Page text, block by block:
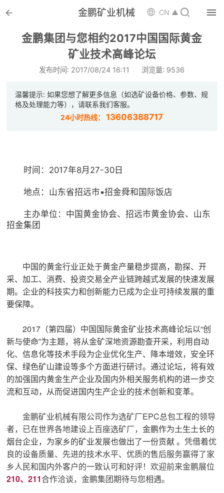
 金鹏矿业机械 CN ▲ 
金鹏集团与您相约2017中国国际黄金
矿业技术高峰论坛
发布时间: 2017/08/24 16:11 浏览量: 9536
温馨提示: 如果您想了解更多信息（如选矿设备价格、参数、规
格及处理能力等），请联系我们客服。
24小时热线：13606388717
时间：2017年8月27-30日
地点：山东省招远市▪招金舜和国际饭店
主办单位：中国黄金协会、招远市黄金协会、山东
招金集团
中国的黄金行业正处于黄金产量稳步提高，勘探、开
采、加工、消费、投资交易全产业链跨越式发展的快速发展
期。企业的科技实力和创新能力已成为企业可持续发展的重
要保障。
2017（第四届）中国国际黄金矿业技术高峰论坛以“创
新与使命”为主题，将从金矿深地资源勘查开采，利用自动
化、信息化等技术手段为企业优化生产、降本增效，安全环
保、绿色矿山建设等多个方面进行研讨。通过论坛，将有效
的加强国内黄金生产企业及国内外相关服务机构的进一步交
流和互动，从而促进国内生产企业的技术创新和变革。
金鹏矿业机械有限公司作为选矿厂EPC总包工程的领导
者，已在世界各地建设上百座选矿厂，金鹏作为土生土长的
烟台企业，为家乡的矿业发展也做出了一份贡献 。凭借着优
良的设备质量、先进的技术水平、优质的售后服务赢得了家
乡人民和国内外客户的一致认可和好评！欢迎前来金鹏展位
210、211合作洽谈，金鹏集团期待与您相遇。
 首页


 解决方案
 新闻中心
 关于金鹏
专家团队
 联系我们